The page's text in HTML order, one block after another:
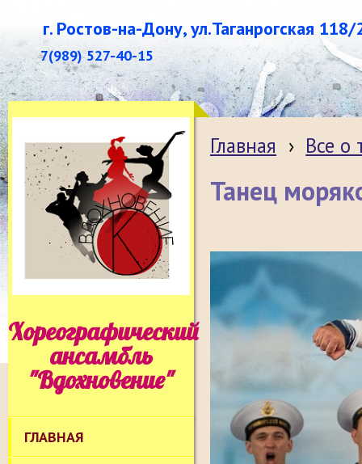
г. Ростов-на-Дону, ул.Таганрогская 118/
7(989) 527-40-15
Хореографический
ансамбль
"Вдохновение"
ГЛАВНАЯ
Главная › Все о
Танец